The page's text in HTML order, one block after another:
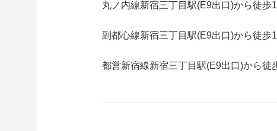
丸ノ内線新宿三丁目駅(E9出口)から徒歩
副都心線新宿三丁目駅(E9出口)から徒歩
都営新宿線新宿三丁目駅(E9出口)から徒